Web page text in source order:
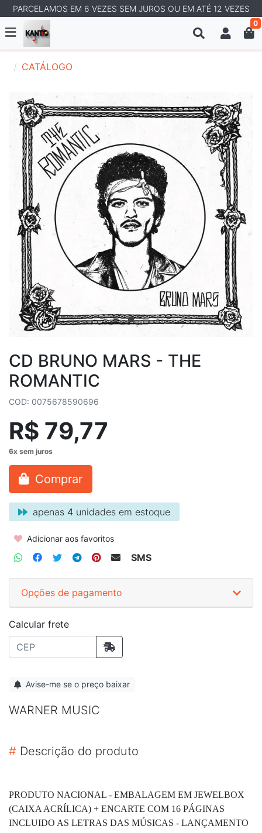
PARCELAMOS EM 6 VEZES SEM JUROS OU EM ATÉ 12 VEZES
0
CATÁLOGO
CD BRUNO MARS - THE
ROMANTIC
COD: 0075678590696
R$ 79,77
Comprar
apenas 4 unidades em estoque
Adicionar aos favoritos
SMS
Opções de pagamento
Calcular frete
Avise-me se o preço baixar
WARNER MUSIC
# Descrição do produto
PRODUTO NACIONAL - EMBALAGEM EM JEWELBOX
(CAIXA ACRÍLICA) + ENCARTE COM 16 PÁGINAS
INCLUIDO AS LETRAS DAS MÚSICAS - LANÇAMENTO